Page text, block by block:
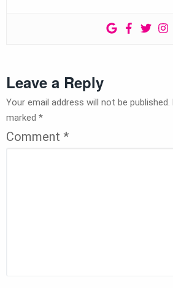
Leave a Reply
Your email address will not be published.
marked *
Comment *